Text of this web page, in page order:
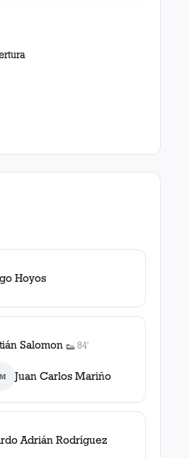
Hoyos
Salomon 👟
1asistencia
84'
Juan Carlos Mariño
Adrián Rodríguez